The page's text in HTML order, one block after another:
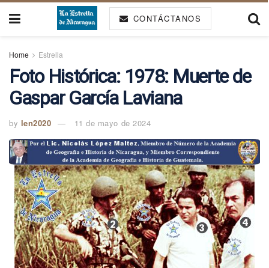
CONTÁCTANOS
Home Estrella
Foto Histórica: 1978: Muerte de
Gaspar García Laviana
by len2020 11 de mayo de 2024